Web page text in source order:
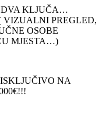
DVA KLJUČA…
VIZUALNI PREGLED,
OSOBE
MJESTA…)
NA